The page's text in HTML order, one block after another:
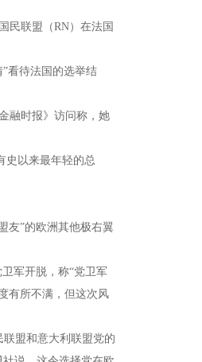
民联盟（RN）在法国
看待法国的选举结
融时报》访问称，她
史以来最年轻的总
友”的欧洲其他极右翼
军开脱，称“党卫军
有所不满，但这次风
盟和意大利联盟党的